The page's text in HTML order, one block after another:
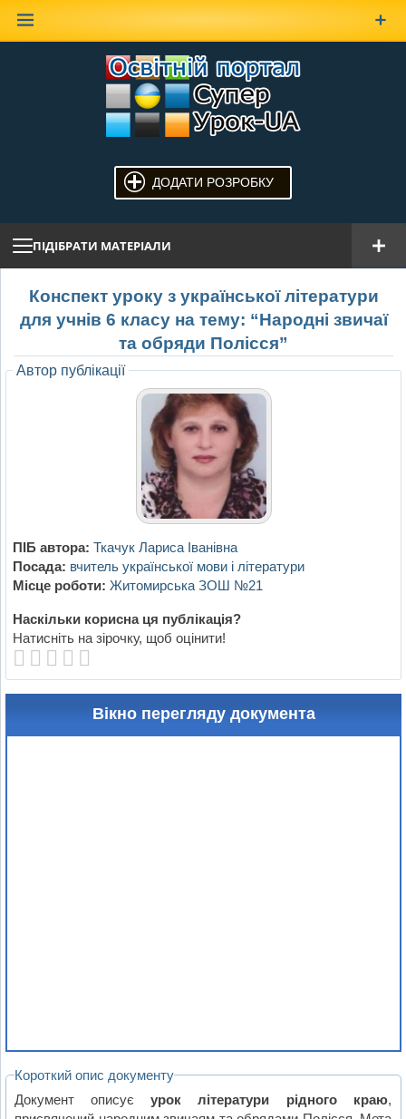
ДОДАТИ РОЗРОБКУ
ПІДІБРАТИ МАТЕРІАЛИ
Конспект уроку з української літератури
для учнів 6 класу на тему: “Народні звичаї
та обряди Полісся”
Автор публікації
ПІБ автора: Ткачук Лариса Іванівна
Посада: вчитель української мови і літератури
Місце роботи: Житомирська ЗОШ №21
Наскільки корисна ця публікація?
Натисніть на зірочку, щоб оцінити!
Вікно перегляду документа
Короткий опис документу
Документ описуєурок літератури рідного краю,